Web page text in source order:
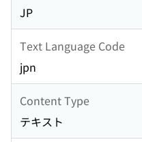
JP
Text Language Code
jpn
Content Type
テキスト